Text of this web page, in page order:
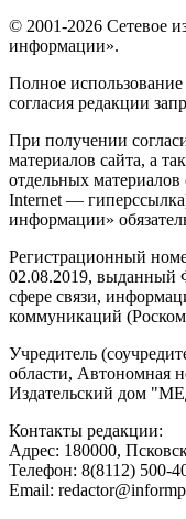
© 2001-2026 Сетевое
информации».
Полное
согласия редакции
При получении
материалов сайта, а
отдельных
Internet —
информации»
Регистрационный
02.08.2019, выданный
сфере связи,
коммуникаций
Учредитель
области, Автономная
Издательский дом
Контакты редакции:
Адреc: 180000,
Телефон: 8(8112) 500-
Email: